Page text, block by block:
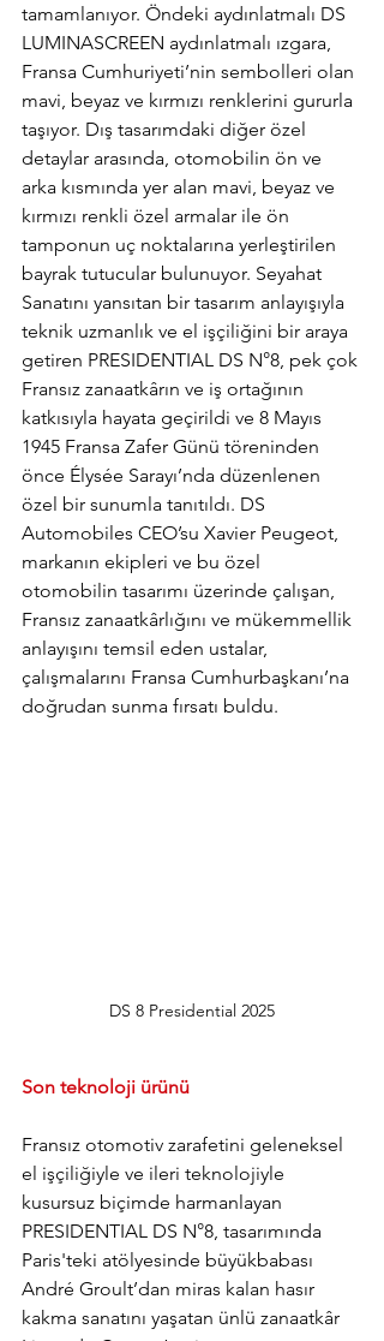
tamamlanıyor. Öndeki aydınlatmalı DS
LUMINASCREEN aydınlatmalı ızgara,
Fransa Cumhuriyeti’nin sembolleri olan
mavi, beyaz ve kırmızı renklerini gururla
taşıyor. Dış tasarımdaki diğer özel
detaylar arasında, otomobilin ön ve
arka kısmında yer alan mavi, beyaz ve
kırmızı renkli özel armalar ile ön
tamponun uç noktalarına yerleştirilen
bayrak tutucular bulunuyor. Seyahat
Sanatını yansıtan bir tasarım anlayışıyla
teknik uzmanlık ve el işçiliğini bir araya
getiren PRESIDENTIAL DS N°8, pek çok
Fransız zanaatkârın ve iş ortağının
katkısıyla hayata geçirildi ve 8 Mayıs
1945 Fransa Zafer Günü töreninden
önce Élysée Sarayı’nda düzenlenen
özel bir sunumla tanıtıldı. DS
Automobiles CEO’su Xavier Peugeot,
markanın ekipleri ve bu özel
otomobilin tasarımı üzerinde çalışan,
Fransız zanaatkârlığını ve mükemmellik
anlayışını temsil eden ustalar,
çalışmalarını Fransa Cumhurbaşkanı’na
doğrudan sunma fırsatı buldu.
DS 8 Presidential 2025
Son teknoloji ürünü
Fransız otomotiv zarafetini geleneksel
el işçiliğiyle ve ileri teknolojiyle
kusursuz biçimde harmanlayan
PRESIDENTIAL DS N°8, tasarımında
Paris'teki atölyesinde büyükbabası
André Groult’dan miras kalan hasır
kakma sanatını yaşatan ünlü zanaatkâr